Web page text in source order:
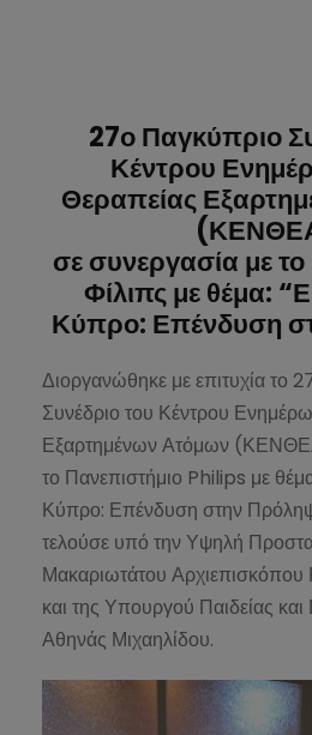
27ο Παγκύπριο
Κέντρου
Θεραπείας
σε συνεργασία με
Φίλιπς με θέμα:
Κύπρο: Επένδυση
Διοργανώθηκε με επιτυχία το
Συνέδριο του Κέντρου
Εξαρτημένων Ατόμων
το Πανεπιστήμιο Philips με
Κύπρο: Επένδυση στην
τελούσε υπό την Υψηλή
Μακαριωτάτου
και της Υπουργού Παιδείας
Αθηνάς Μιχαηλίδου.